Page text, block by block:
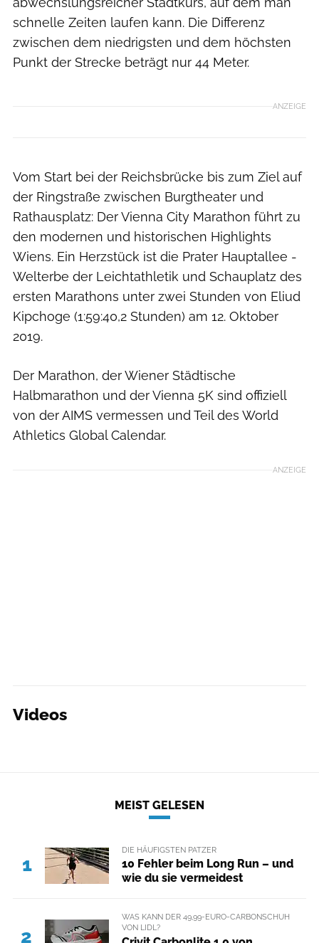
schnelle Zeiten laufen kann. Die Differenz
zwischen dem niedrigsten und dem höchsten
Punkt der Strecke beträgt nur 44 Meter.
ANZEIGE
Vom Start bei der Reichsbrücke bis zum Ziel auf
der Ringstraße zwischen Burgtheater und
Rathausplatz: Der Vienna City Marathon führt zu
den modernen und historischen Highlights
Wiens. Ein Herzstück ist die Prater Hauptallee -
Welterbe der Leichtathletik und Schauplatz des
ersten Marathons unter zwei Stunden von Eliud
Kipchoge (1:59:40,2 Stunden) am 12. Oktober
2019.
Der Marathon, der Wiener Städtische
Halbmarathon und der Vienna 5K sind offiziell
von der AIMS vermessen und Teil des World
Athletics Global Calendar.
ANZEIGE
Videos
MEIST GELESEN
1
DIE HÄUFIGSTEN PATZER
10 Fehler beim Long Run – und
wie du sie vermeidest
2
WAS KANN DER 49,99-EURO-CARBONSCHUH
VON LIDL?